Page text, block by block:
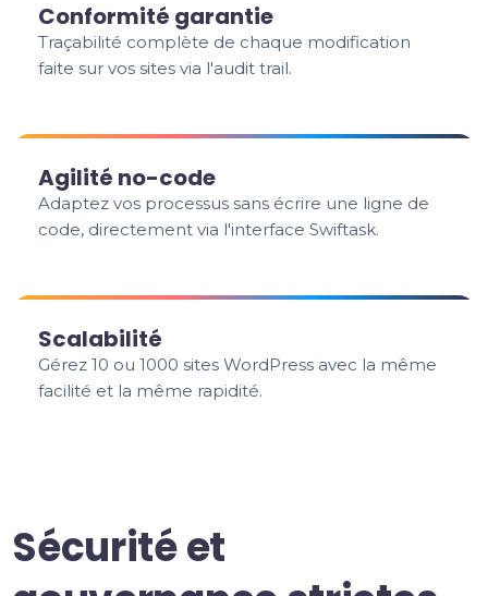
Conformité garantie
Traçabilité complète de chaque modification
faite sur vos sites via l'audit trail.
Agilité no-code
Adaptez vos processus sans écrire une ligne de
code, directement via l'interface Swiftask.
Scalabilité
Gérez 10 ou 1000 sites WordPress avec la même
facilité et la même rapidité.
Sécurité et